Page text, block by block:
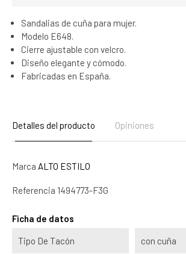
Sandalias de cuña para mujer.
Modelo E648.
Cierre ajustable con velcro.
Diseño elegante y cómodo.
Fabricadas en España.
Detalles del producto Opiniones
Marca ALTO ESTILO
Referencia 1494773-F3G
Ficha de datos
Tipo De Tacón con cuña